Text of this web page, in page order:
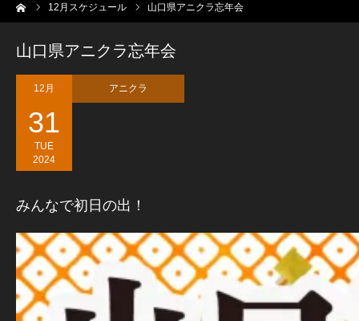
12 月スケジュール 山口県アニクラ忘年会
山口県アニクラ忘年会
12月
31
TUE
2024
アニクラ
みんなで初日の出！